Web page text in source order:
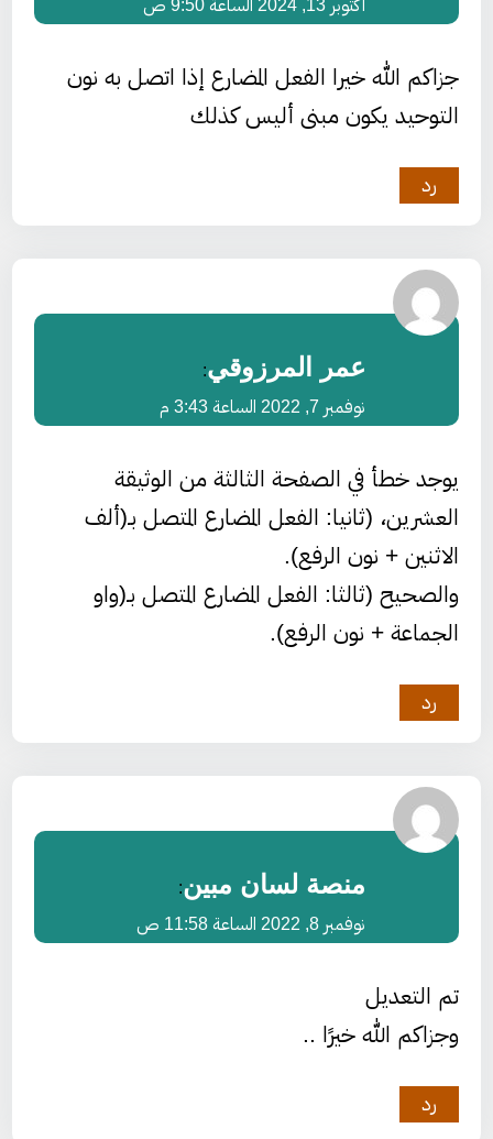
أكتوبر 13, 2024 الساعة 9:50 ص
جزاكم الله خيرا الفعل المضارع إذا اتصل به نون
التوحيد يكون مبنى أليس كذلك
رد
عمر المرزوقي:
نوفمبر 7, 2022 الساعة 3:43 م
يوجد خطأ في الصفحة الثالثة من الوثيقة
العشرين، (ثانيا: الفعل المضارع المتصل بـ(ألف
الاثنين + نون الرفع).
والصحيح (ثالثا: الفعل المضارع المتصل بـ(واو
الجماعة + نون الرفع).
رد
منصة لسان مبين:
نوفمبر 8, 2022 الساعة 11:58 ص
تم التعديل
وجزاكم الله خيرًا ..
رد